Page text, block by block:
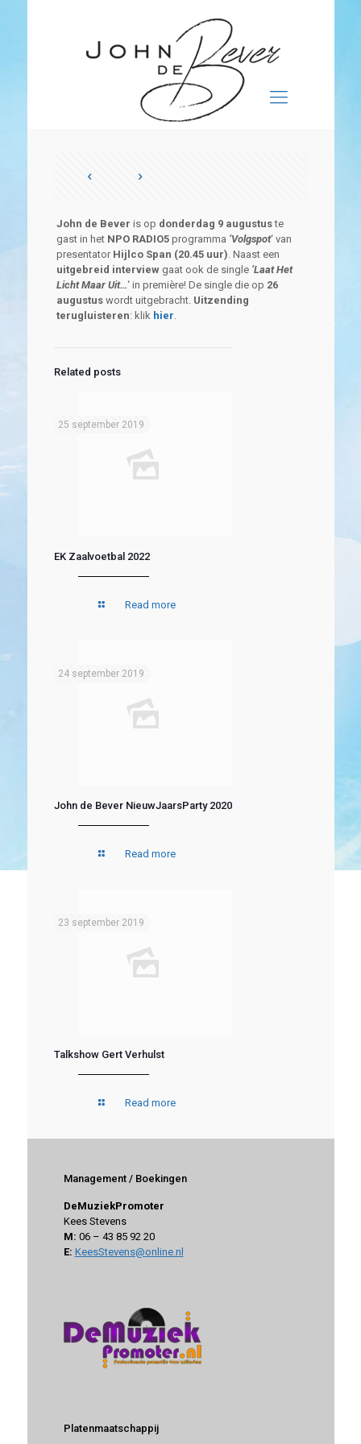
John de Bever is op donderdag 9 augustuste
gast in het NPO RADIO5programma ‘Volgspot‘ van
presentator Hijlco Span (20.45 uur). Naast een
uitgebreid interviewgaat ook de single ‘Laat Het
Licht Maar Uit…‘ in première! De single die op 26
augustuswordt uitgebracht. Uitzending
terugluisteren: klik hier.
Related posts
25 september 2019
EK Zaalvoetbal 2022
Read more
24 september 2019
John de Bever NieuwJaarsParty 2020
Read more
23 september 2019
Talkshow Gert Verhulst
Read more
Management / Boekingen
DeMuziekPromoter
Kees Stevens
M: 06 – 43 85 92 20
E: KeesStevens@online.nl
Platenmaatschappij